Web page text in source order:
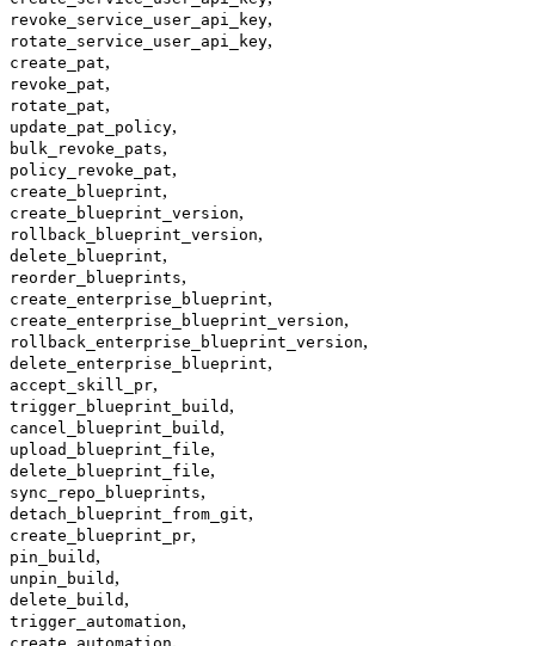
revoke_service_user_api_key,
rotate_service_user_api_key,
create_pat,
revoke_pat,
rotate_pat,
update_pat_policy,
bulk_revoke_pats,
policy_revoke_pat,
create_blueprint,
create_blueprint_version,
rollback_blueprint_version,
delete_blueprint,
reorder_blueprints,
create_enterprise_blueprint,
create_enterprise_blueprint_version,
rollback_enterprise_blueprint_version,
delete_enterprise_blueprint,
accept_skill_pr,
trigger_blueprint_build ,
cancel_blueprint_build ,
upload_blueprint_file,
delete_blueprint_file,
sync_repo_blueprints,
detach_blueprint_from_git,
create_blueprint_pr,
pin_build ,
unpin_build ,
delete_build ,
trigger_automation,
,